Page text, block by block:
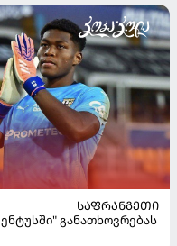
ᲡᲐᲤᲠᲐᲜᲒᲔᲗᲘ
განათხოვრებას